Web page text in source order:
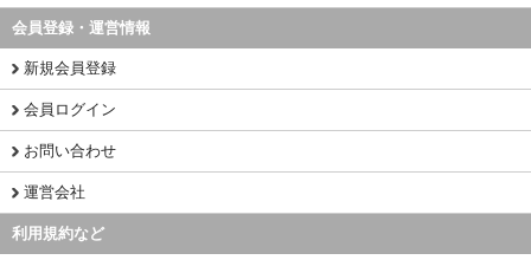
会員登録・運営情報
新規会員登録
会員ログイン
お問い合わせ
運営会社
利用規約など